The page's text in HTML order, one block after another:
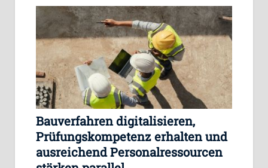
Bauverfahren digitalisieren,
Prüfungskompetenz erhalten und
ausreichend Personalressourcen